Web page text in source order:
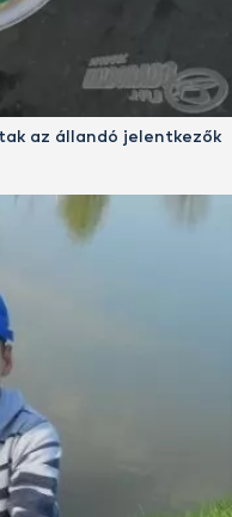
az állandó jelentkezők